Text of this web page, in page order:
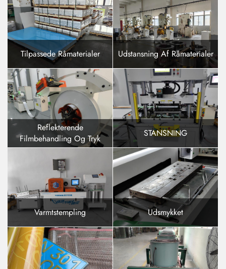
Tilpassede Råmaterialer Udstansning Af Råmaterialer
Reflekterende
Filmbehandling Og Tryk
STANSNING
Varmtstempling Udsmykket